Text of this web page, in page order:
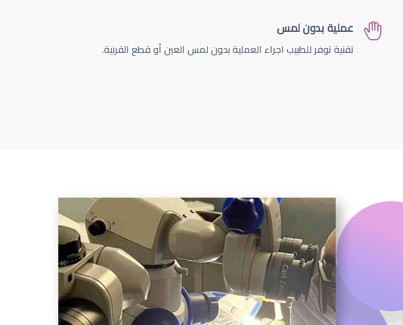
عملية بدون لمس
تقنية توفر للطبيب اجراء العملية بدون لمس العين أو قطع القرنية.